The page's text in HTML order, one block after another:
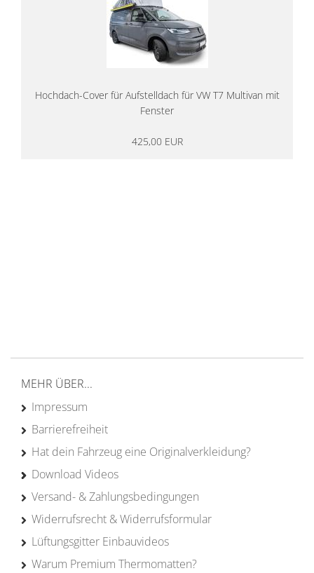
Hochdach-Cover für Aufstelldach für VW T7 Multivan mit
Fenster
425,00 EUR
MEHR ÜBER...
Impressum
Barrierefreiheit
Hat dein Fahrzeug eine Originalverkleidung?
Download Videos
Versand- & Zahlungsbedingungen
Widerrufsrecht & Widerrufsformular
Lüftungsgitter Einbauvideos
Warum Premium Thermomatten?